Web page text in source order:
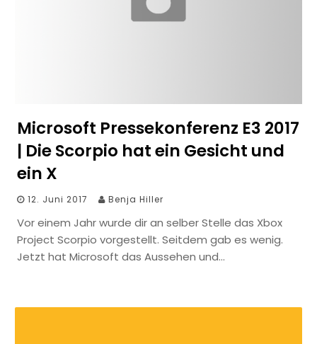
Microsoft Pressekonferenz E3 2017
| Die Scorpio hat ein Gesicht und
ein X
12. Juni 2017 Benja Hiller
Vor einem Jahr wurde dir an selber Stelle das Xbox
Project Scorpio vorgestellt. Seitdem gab es wenig.
Jetzt hat Microsoft das Aussehen und…